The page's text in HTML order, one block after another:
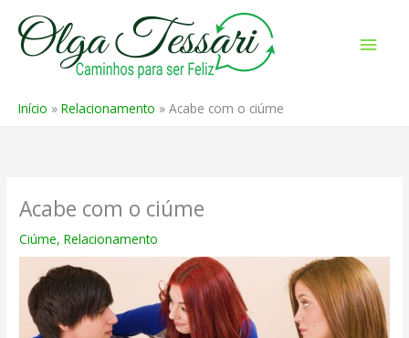
para
Início Relacionamento Acabe com o ciúme
Acabe com o ciúme
Ciúme,Relacionamento